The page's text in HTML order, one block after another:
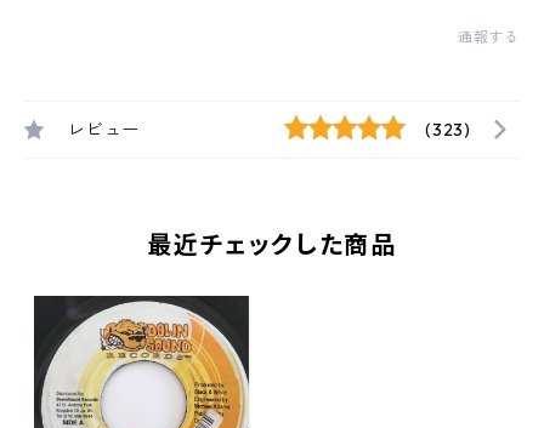
通報する
レビュー (323)
最近チェックした商品